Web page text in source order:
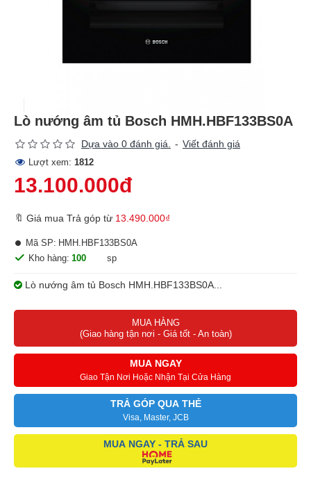
Lò nướng âm tủ Bosch HMH.HBF133BS0A
Dựa vào 0 đánh giá. - Viết đánh giá
Lượt xem: 1812
13.100.000đ
🔖 Giá mua Trả góp từ 13.490.000₫
Kho hàng: 100 sp
Mã SP: HMH.HBF133BS0A
Lò nướng âm tủ Bosch HMH.HBF133BS0A...
MUA HÀNG
(Giao hàng tận nơi - Giá tốt - An toàn)
MUA NGAY
Giao Tận Nơi Hoặc Nhận Tại Cửa Hàng
TRẢ GÓP QUA THẺ
Visa, Master, JCB
MUA NGAY - TRẢ SAU